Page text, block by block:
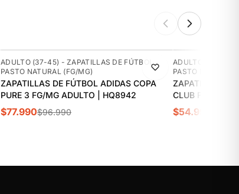
-20%
ADULTO (37-45) - ZAPATILLAS DE FÚTBOL
PASTO NATURAL (FG/MG)
ZAPATILLAS DE FÚTBOL ADIDAS COPA
PURE 3 FG/MG ADULTO | HQ8942
$77.990$96.990
-11%
ADULTO (37-45) -
PASTO NATURAL
ZAPATILLAS DE
CLUB FG/MG
$54.990